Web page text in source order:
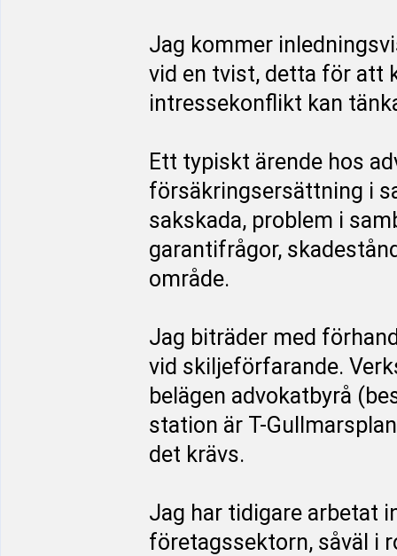
Jag kommer
vid en tvist, detta för att
intressekonflikt kan
Ett typiskt ärende hos
försäkringsersättning i
sakskada, problem i
garantifrågor,
område.
Jag biträder med
vid skiljeförfarande.
belägen advokatbyrå
station är T-
det krävs.
Jag har tidigare arbetat
företagssektorn, såväl i